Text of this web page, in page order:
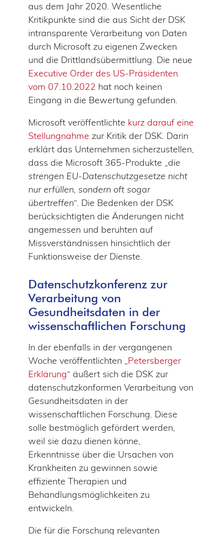
aus dem Jahr 2020. Wesentliche
Kritikpunkte sind die aus Sicht der DSK
intransparente Verarbeitung von Daten
durch Microsoft zu eigenen Zwecken
und die Drittlandsübermittlung. Die neue
Executive Order des US-Präsidenten
vom 07.10.2022 hat noch keinen
Eingang in die Bewertung gefunden.
Microsoft veröffentlichte kurz darauf eine
Stellungnahme zur Kritik der DSK. Darin
erklärt das Unternehmen sicherzustellen,
dass die Microsoft 365-Produkte „die
strengen EU-Datenschutzgesetze nicht
nur erfüllen, sondern oft sogar
übertreffen“. Die Bedenken der DSK
berücksichtigten die Änderungen nicht
angemessen und beruhten auf
Missverständnissen hinsichtlich der
Funktionsweise der Dienste.
Datenschutzkonferenz zur
Verarbeitung von
Gesundheitsdaten in der
wissenschaftlichen Forschung
In der ebenfalls in der vergangenen
Woche veröffentlichten „ Petersberger
Erklärung“ äußert sich die DSK zur
datenschutzkonformen Verarbeitung von
Gesundheitsdaten in der
wissenschaftlichen Forschung. Diese
solle bestmöglich gefördert werden,
weil sie dazu dienen könne,
Erkenntnisse über die Ursachen von
Krankheiten zu gewinnen sowie
effiziente Therapien und
Behandlungsmöglichkeiten zu
entwickeln.
Die für die Forschung relevanten